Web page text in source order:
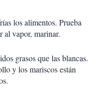
los alimentos. Prueba
al vapor, marinar.
grasos que las blancas.
y los mariscos están